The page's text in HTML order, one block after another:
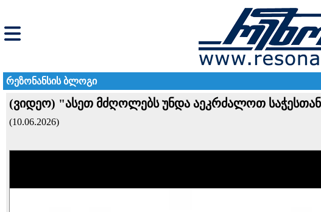
რეზონანსის ბლოგი
(ვიდეო) "ასეთ მძღოლებს უნდა აეკრძალოთ
(10.06.2026)